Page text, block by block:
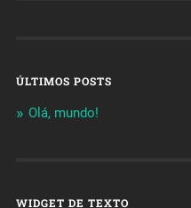
ÚLTIMOS POSTS
Olá, mundo!
WIDGET DE TEXTO